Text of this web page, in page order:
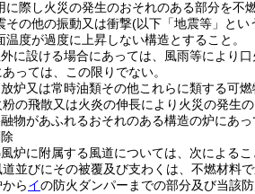
に際し火災の発生のおそれのある部分を不
その他の振動又は衝撃(以下「地震等」とい
温度が過度に上昇しない構造とすること。
に設ける場合にあっては、風雨等により
っては、この限りでない。
炉又は常時油類その他これらに類する可
粉の飛散又は火炎の伸長により火災の発生
物があふれるおそれのある構造の炉にあ
炉に附属する風道については、次によるこ
道並びにその被覆及び支わくは、不燃材料
らイの防火ダンパーまでの部分及び当該